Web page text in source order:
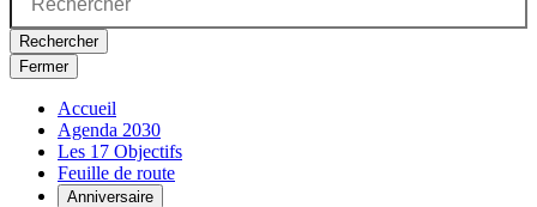
Rechercher
Fermer
Accueil
Agenda 2030
Les 17 Objectifs
Feuille de route
Anniversaire